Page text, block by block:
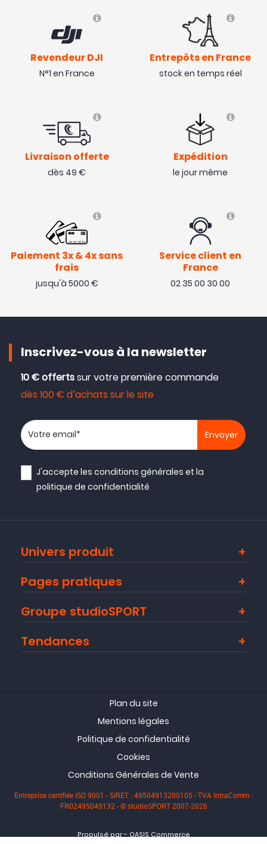
Revendeur DJI
N°1 en France
Entrepôts en France
stock en temps réel
Livraison offerte
dès 49 €
Expédition
le jour même
Paiement 3x & 4x sans
frais
jusqu'à 5000 €
Service client en
France
02 35 00 30 00
Inscrivez-vous à la newsletter
10 € offertssur votre première commande
dès 100 € d’achats sur le site
Votre adresse email
J'accepte lesconditions générales et la
politique de confidentialité
Univers produit
Pages pratiques
Groupe studioSPORT
Tendances
Plan du site
Mentions légales
Politique de confidentialité
Cookies
Conditions Générales de Vente
Entreprise certifiée ISO 9001 - SIRET : 49504913200105 - TVA IntraComm :
FR02495049132 - © studioSPORT 2007-2026
Propulsé par- OASIS Commerce